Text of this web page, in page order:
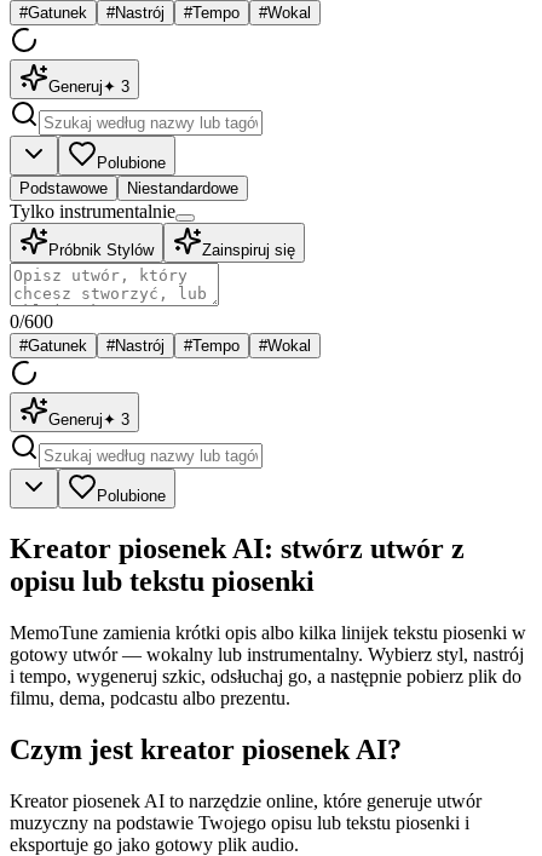
#Gatunek #Nastrój #Tempo #Wokal
Generuj✦ 3
Polubione
Podstawowe
Niestandardowe
Tylko instrumentalnie
Próbnik Stylów Zainspiruj się
0/600
#Gatunek #Nastrój #Tempo #Wokal
Generuj✦ 3
Polubione
Kreator piosenek AI: stwórz utwór z
opisu lub tekstu piosenki
MemoTune zamienia krótki opis albo kilka linijek tekstu piosenki w
gotowy utwór — wokalny lub instrumentalny. Wybierz styl, nastrój
i tempo, wygeneruj szkic, odsłuchaj go, a następnie pobierz plik do
filmu, dema, podcastu albo prezentu.
Czym jest kreator piosenek AI?
Kreator piosenek AI to narzędzie online, które generuje utwór
muzyczny na podstawie Twojego opisu lub tekstu piosenki i
eksportuje go jako gotowy plik audio.